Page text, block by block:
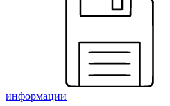
информации